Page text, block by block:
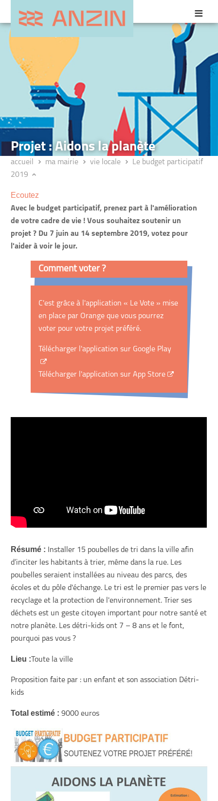
Projet : Aidons la planète
accueil ma mairie vie locale
Le budget participatif
2019
Ecoutez
Avec le budget participatif, prenez part à l'amélioration
de votre cadre de vie ! Vous souhaitez soutenir un
projet ? Du 7 juin au 14 septembre 2019, votez pour
l'aider à voir le jour.
Comment voter ?
C'est grâce à l'application « Le Vote » mise
en place par Orange que vous pourrez
voter pour votre projet préféré.
Télécharger l'application sur Google Play
Télécharger l'application sur App Store
Résumé : Installer 15 poubelles de tri dans la ville afin
d’inciter les habitants à trier, même dans la rue. Les
poubelles seraient installées au niveau des parcs, des
écoles et du pôle d'échange. Le tri est le premier pas vers le
recyclage et la protection de l'environnement. Trier ses
déchets est un geste citoyen important pour notre santé et
notre planète. Les détri-kids ont 7 – 8 ans et le font,
pourquoi pas vous ?
Lieu : Toute la ville
Proposition faite par : un enfant et son association Détri-
kids
Total estimé : 9000 euros